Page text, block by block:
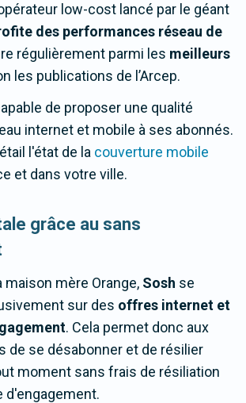
low-cost lancé par le géant
des performances réseau de
régulièrement parmi les meilleurs
les publications de l’Arcep.
de proposer une qualité
internet et mobile à ses abonnés.
l'état de la couverture mobile
et dans votre ville.
grâce au sans
maison mère Orange, Sosh se
sur des offres internet et
. Cela permet donc aux
de se désabonner et de résilier
moment sans frais de résiliation
d'engagement.